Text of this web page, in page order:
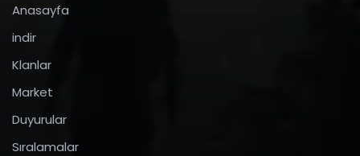
Anasayfa
indir
Klanlar
Market
Duyurular
Sıralamalar